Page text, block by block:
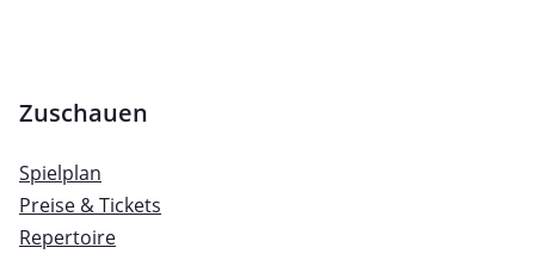
Zuschauen
Spielplan
Preise & Tickets
Repertoire